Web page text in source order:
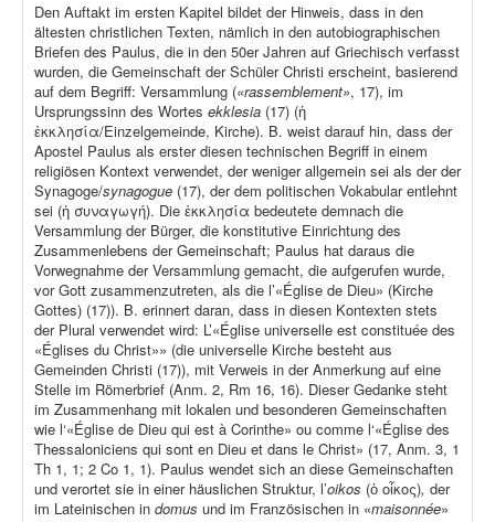
Den Auftakt im ersten Kapitel bildet der Hinweis, dass in den
ältesten christlichen Texten, nämlich in den autobiographischen
Briefen des Paulus, die in den 50er Jahren auf Griechisch verfasst
wurden, die Gemeinschaft der Schüler Christi erscheint, basierend
auf dem Begriff: Versammlung («rassemblement», 17), im
Ursprungssinn des Wortes ekklesia (17) (ἡ
ἐκκλησία/Einzelgemeinde, Kirche). B. weist darauf hin, dass der
Apostel Paulus als erster diesen technischen Begriff in einem
religiösen Kontext verwendet, der weniger allgemein sei als der der
Synagoge/synagogue (17), der dem politischen Vokabular entlehnt
sei (ἡ συναγωγή). Die ἐκκλησία bedeutete demnach die
Versammlung der Bürger, die konstitutive Einrichtung des
Zusammenlebens der Gemeinschaft; Paulus hat daraus die
Vorwegnahme der Versammlung gemacht, die aufgerufen wurde,
vor Gott zusammenzutreten, als die l’«Église de Dieu» (Kirche
Gottes) (17)). B. erinnert daran, dass in diesen Kontexten stets
der Plural verwendet wird: L’«Église universelle est constituée des
«Églises du Christ»» (die universelle Kirche besteht aus
Gemeinden Christi (17)), mit Verweis in der Anmerkung auf eine
Stelle im Römerbrief (Anm. 2, Rm 16, 16). Dieser Gedanke steht
im Zusammenhang mit lokalen und besonderen Gemeinschaften
wie l‘«Église de Dieu qui est à Corinthe» ou comme l‘«Église des
Thessaloniciens qui sont en Dieu et dans le Christ» (17, Anm. 3, 1
Th 1, 1; 2 Co 1, 1). Paulus wendet sich an diese Gemeinschaften
und verortet sie in einer häuslichen Struktur, l’oikos (ὁ οἶκος), der
im Lateinischen in domus und im Französischen in «maisonnée»